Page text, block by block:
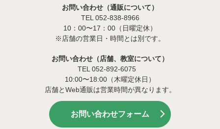
お問い合わせ（通販について）
TEL 052-838-8966
10：00〜17：00（日曜定休）
※店舗の営業日・時間とは別です。
お問い合わせ（店舗、教室について）
TEL 052-892-6075
10:00〜18:00（木曜定休日）
店舗とWeb通販は営業時間が異なります。
お問い合わせフォーム